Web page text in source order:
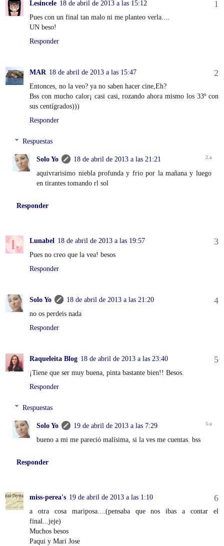
Lesincele 18 de abril de 2013 a las 15:12
Pues con un final tan malo ni me planteo verla....
UN beso!
Responder
MAR 18 de abril de 2013 a las 15:47
Entonces, no la veo? ya no saben hacer cine,Eh?
Bss con mucho calor¡ casi casi, rozando ahora mismo los 33º con
sus centígrados)))
Responder
Respuestas
Solo Yo
18 de abril de 2013 a las 21:21
aquivrarisimo niebla profunda y frio por la mañana y luego
en tirantes tomando rl sol
Responder
Lunabel 18 de abril de 2013 a las 19:57
Pues no creo que la vea! besos
Responder
Solo Yo
18 de abril de 2013 a las 21:20
no os perdeis nada
Responder
Raqueleita Blog 18 de abril de 2013 a las 23:40
¡Tiene que ser muy buena, pinta bastante bien!! Besos.
Responder
Respuestas
Solo Yo
19 de abril de 2013 a las 7:29
bueno a mi me pareció malísima, si la ves me cuentas. bss
Responder
miss-perea's 19 de abril de 2013 a las 1:10
a otra cosa mariposa....(pensaba que nos ibas a contar el
final...jeje)
Muchos besos
Paqui y Mari Jose